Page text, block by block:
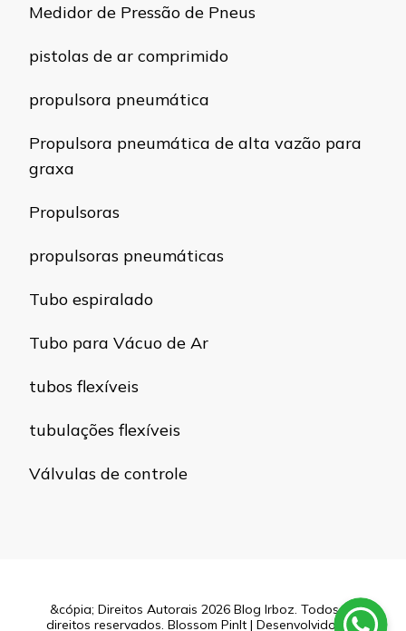
Medidor de Pressão de Pneus
pistolas de ar comprimido
propulsora pneumática
Propulsora pneumática de alta vazão para
graxa
Propulsoras
propulsoras pneumáticas
Tubo espiralado
Tubo para Vácuo de Ar
tubos flexíveis
tubulações flexíveis
Válvulas de controle
&cópia; Direitos Autorais 2026 Blog Irboz. Todos os
direitos reservados. Blossom PinIt | Desenvolvido por